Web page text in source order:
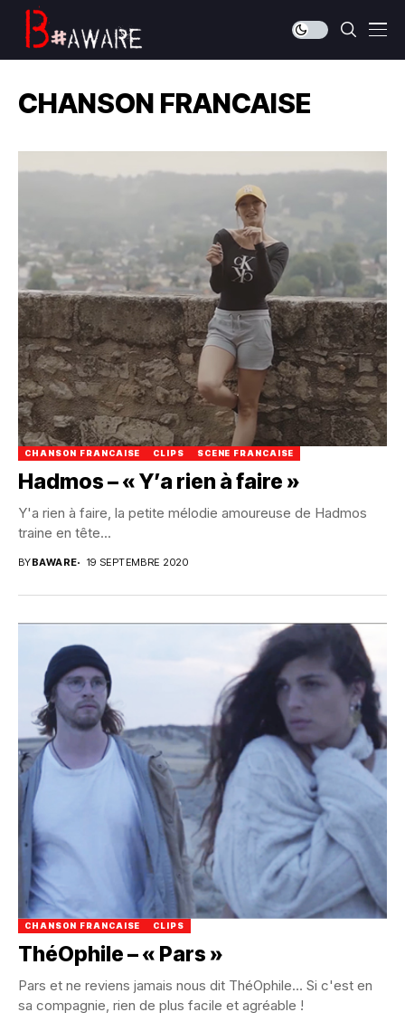
CHANSON FRANCAISE
CHANSON FRANCAISE CLIPS SCENE FRANCAISE
Hadmos – « Y’a rien à faire »
Y'a rien à faire, la petite mélodie amoureuse de Hadmos
traine en tête...
BYBAWARE 19 SEPTEMBRE 2020
CHANSON FRANCAISE CLIPS
ThéOphile – « Pars »
Pars et ne reviens jamais nous dit ThéOphile... Si c'est en
sa compagnie, rien de plus facile et agréable !